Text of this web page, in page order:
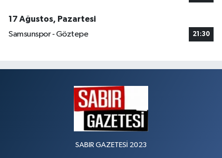
17 Ağustos, Pazartesi
Samsunspor - Göztepe
21:30
SABIR GAZETESİ 2023